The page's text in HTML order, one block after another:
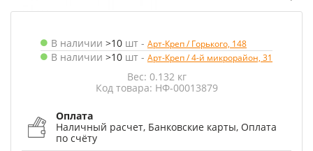
В наличии >10 шт - Арт-Креп / Горького, 148
В наличии >10 шт - Арт-Креп / 4-й микрорайон, 31
Вес: 0.132 кг
Код товара: НФ-00013879
Оплата
Наличный расчет, Банковские карты, Оплата
по счёту